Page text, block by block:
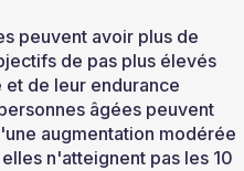
peuvent avoir plus de
de pas plus élevés
de leur endurance
âgées peuvent
augmentation modérée
n'atteignent pas les 10